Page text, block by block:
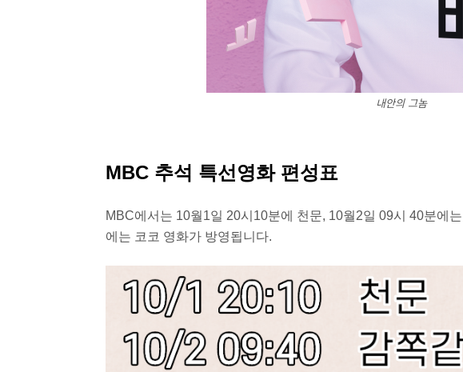
내안의 그놈
MBC 추석 특선영화 편성표
MBC에서는 10월1일 20시10분에 천문, 10월2일 09시 40분에
에는 코코 영화가 방영됩니다.